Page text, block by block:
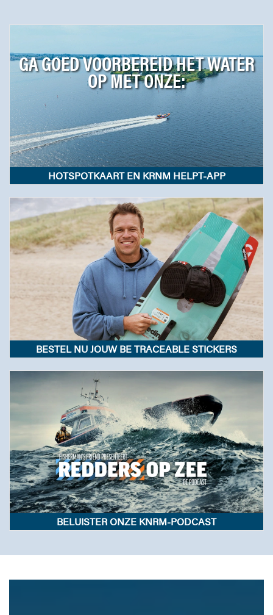
GA GOED VOORBEREID HET WATER
OP MET ONZE:
HOTSPOTKAART EN KRNM HELPT-APP
BESTEL NU JOUW BE TRACEABLE STICKERS
BELUISTER ONZE KNRM-PODCAST